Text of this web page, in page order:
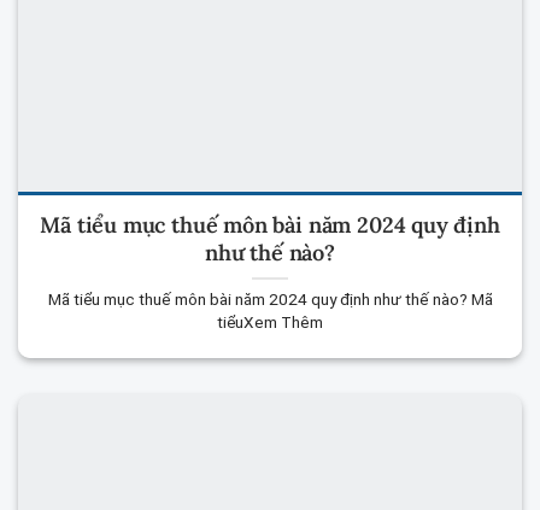
Mã tiểu mục thuế môn bài năm 2024 quy định
như thế nào?
Mã tiểu mục thuế môn bài năm 2024 quy định như thế nào? Mã
tiểuXem Thêm